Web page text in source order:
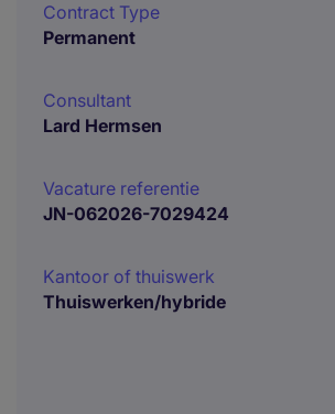
Contract Type
Permanent
Consultant
Lard Hermsen
Vacature referentie
JN-062026-7029424
Kantoor of thuiswerk
Thuiswerken/hybride